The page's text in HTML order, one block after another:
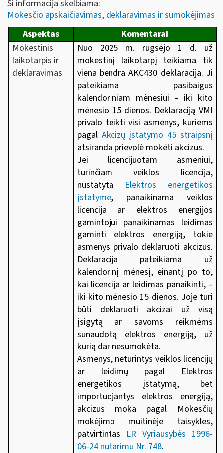
Ši informacija skelbiama:
Mokesčio apskaičiavimas, deklaravimas ir sumokėjimas
Aspektas
Komentarai
Mokestinis
laikotarpis ir
deklaravimas
Nuo 2025 m. rugsėjo 1 d. už
mokestinį laikotarpį teikiama tik
viena bendra AKC430 deklaracija. Ji
pateikiama pasibaigus
kalendoriniam mėnesiui – iki kito
mėnesio 15 dienos. Deklaraciją VMI
privalo teikti visi asmenys, kuriems
pagal Akcizų įstatymo 45 straipsnį
atsiranda prievolė mokėti akcizus.
Jei licencijuotam asmeniui,
turinčiam veiklos licencija,
nustatyta Elektros energetikos
įstatyme, panaikinama veiklos
licencija ar elektros energijos
gamintojui panaikinamas leidimas
gaminti elektros energiją, tokie
asmenys privalo deklaruoti akcizus.
Deklaracija pateikiama už
kalendorinį mėnesį, einantį po to,
kai licencija ar leidimas panaikinti, –
iki kito mėnesio 15 dienos. Joje turi
būti deklaruoti akcizai už visą
įsigytą ar savoms reikmėms
sunaudotą elektros energiją, už
kurią dar nesumokėta.
Asmenys, neturintys veiklos licencijų
ar leidimų pagal Elektros
energetikos įstatymą, bet
importuojantys elektros energiją,
akcizus moka pagal Mokesčių
mokėjimo muitinėje taisykles,
patvirtintas LR Vyriausybės 1996-
06-24 nutarimu Nr. 748.